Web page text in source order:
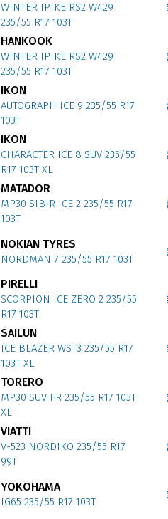
WINTER IPIKE RS2 W429
235/55 R17 103T
HANKOOK
WINTER IPIKE RS2 W429
235/55 R17 103T
IKON
AUTOGRAPH ICE 9 235/55 R17
103T
IKON
CHARACTER ICE 8 SUV 235/55
R17 103T XL
MATADOR
MP30 SIBIR ICE 2 235/55 R17
103T
NOKIAN TYRES
NORDMAN 7 235/55 R17 103T
PIRELLI
SCORPION ICE ZERO 2 235/55
R17 103T
SAILUN
ICE BLAZER WST3 235/55 R17
103T XL
TORERO
MP30 SUV FR 235/55 R17 103T
XL
VIATTI
V-523 NORDIKO 235/55 R17
99T
YOKOHAMA
IG65 235/55 R17 103T